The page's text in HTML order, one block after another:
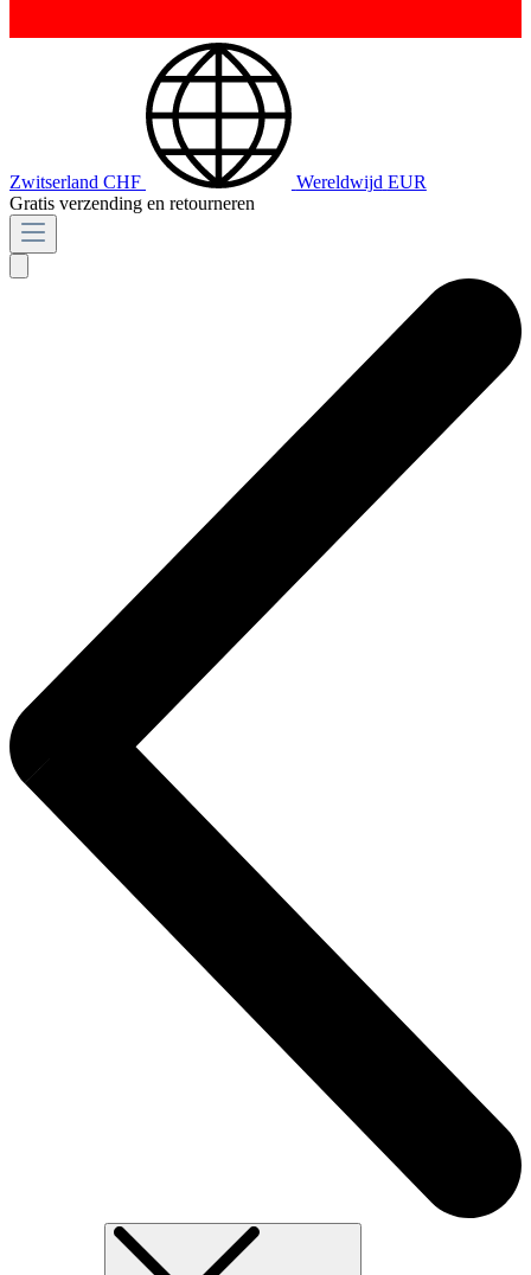
Zwitserland CHF Wereldwijd EUR
Gratis verzending en retourneren